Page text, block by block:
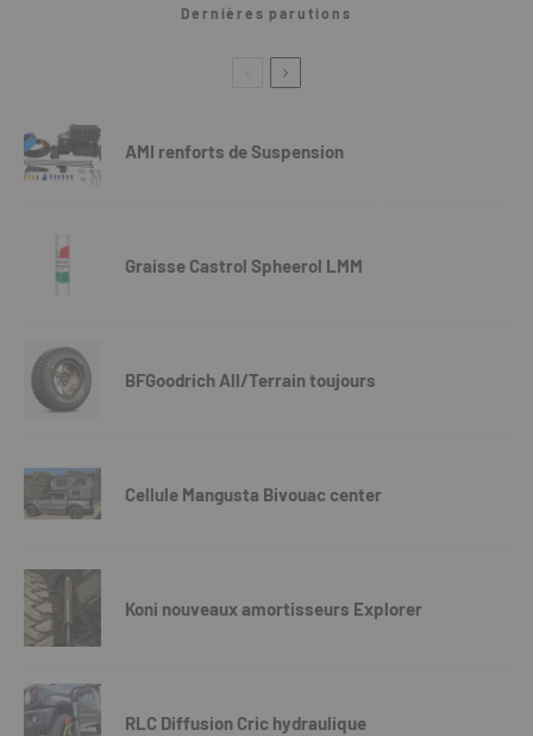
Dernières parutions
AMI renforts de Suspension
Graisse Castrol Spheerol LMM
BFGoodrich All/Terrain toujours
Cellule Mangusta Bivouac center
Koni nouveaux amortisseurs Explorer
RLC Diffusion Cric hydraulique